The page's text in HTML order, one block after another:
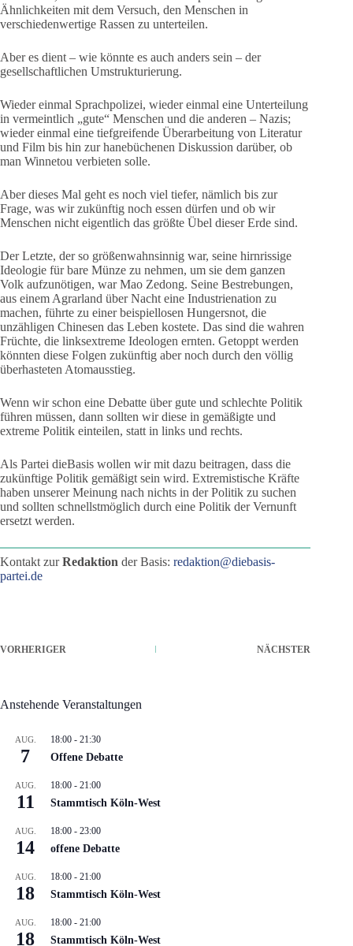
Ähnlichkeiten mit dem Versuch, den Menschen in
verschiedenwertige Rassen zu unterteilen.
Aber es dient – wie könnte es auch anders sein – der
gesellschaftlichen Umstrukturierung.
Wieder einmal Sprachpolizei, wieder einmal eine Unterteilung
in vermeintlich „gute“ Menschen und die anderen – Nazis;
wieder einmal eine tiefgreifende Überarbeitung von Literatur
und Film bis hin zur hanebüchenen Diskussion darüber, ob
man Winnetou verbieten solle.
Aber dieses Mal geht es noch viel tiefer, nämlich bis zur
Frage, was wir zukünftig noch essen dürfen und ob wir
Menschen nicht eigentlich das größte Übel dieser Erde sind.
Der Letzte, der so größenwahnsinnig war, seine hirnrissige
Ideologie für bare Münze zu nehmen, um sie dem ganzen
Volk aufzunötigen, war Mao Zedong. Seine Bestrebungen,
aus einem Agrarland über Nacht eine Industrienation zu
machen, führte zu einer beispiellosen Hungersnot, die
unzähligen Chinesen das Leben kostete. Das sind die wahren
Früchte, die linksextreme Ideologen ernten. Getoppt werden
könnten diese Folgen zukünftig aber noch durch den völlig
überhasteten Atomausstieg.
Wenn wir schon eine Debatte über gute und schlechte Politik
führen müssen, dann sollten wir diese in gemäßigte und
extreme Politik einteilen, statt in links und rechts.
Als Partei dieBasis wollen wir mit dazu beitragen, dass die
zukünftige Politik gemäßigt sein wird. Extremistische Kräfte
haben unserer Meinung nach nichts in der Politik zu suchen
und sollten schnellstmöglich durch eine Politik der Vernunft
ersetzt werden.
Kontakt zurRedaktion der Basis: redaktion@diebasis-
partei.de
VORHERIGER NÄCHSTER
Anstehende Veranstaltungen
AUG.
7
18:00 - 21:30
Offene Debatte
AUG.
11
18:00 - 21:00
Stammtisch Köln-West
AUG.
14
18:00 - 23:00
offene Debatte
AUG.
18
18:00 - 21:00
Stammtisch Köln-West
AUG.
18
18:00 - 21:00
Stammtisch Köln-West